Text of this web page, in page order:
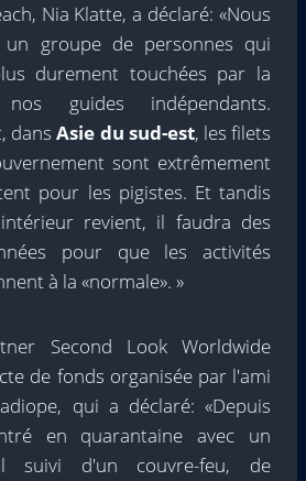
Nia Klatte, a déclaré: «Nous
groupe de personnes qui
durement touchées par la
guides indépendants.
dansAsie du sud-est, les filets
sont extrêmement
pour les pigistes. Et tandis
revient, il faudra des
pour que les activités
à la «normale». »
Second Look Worldwide
de fonds organisée par l'ami
qui a déclaré: «Depuis
en quarantaine avec un
suivi d'un couvre-feu, de